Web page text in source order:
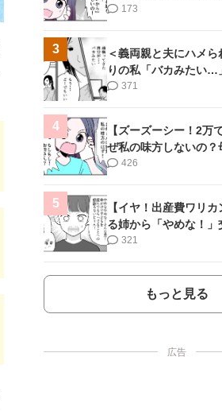
第18話＞#4コマ母道場
173
3
＜義両親と夫にハメ
りの私「バカみたい…
肢がない【第5話まんが
371
4
【ズーズーシー！2万
ぜ私の味方しないの？
第17話＞#4コマ母道場
426
5
【イヤ！出産費ワリ
る姉から「やめな！」
第12話＞#4コマ母道場
321
もっと見る
広告